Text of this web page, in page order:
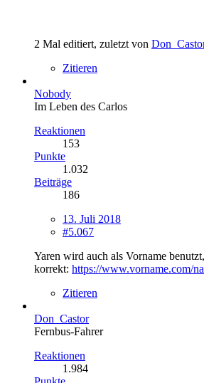
2 Mal editiert, zuletzt von
Zitieren
Nobody
Im Leben des Carlos
Reaktionen
153
Punkte
1.032
Beiträge
186
13. Juli 2018
#5.067
Yaren wird auch als Vorname
korrekt: https://www.vorname.com/
Zitieren
Don_Castor
Fernbus-Fahrer
Reaktionen
1.984